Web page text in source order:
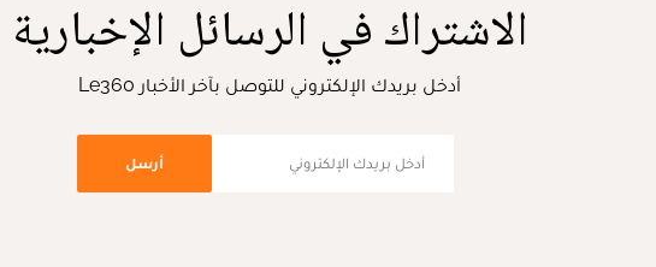
الاشتراك في الرسائل الإخبارية
أدخل بريدك الإلكتروني للتوصل بآخر الأخبار Le360
أرسل